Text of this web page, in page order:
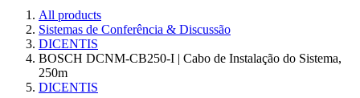
All products
Sistemas de Conferência & Discussão
DICENTIS
BOSCH DCNM-CB250-I | Cabo de Instalação do Sistema,
250m
DICENTIS